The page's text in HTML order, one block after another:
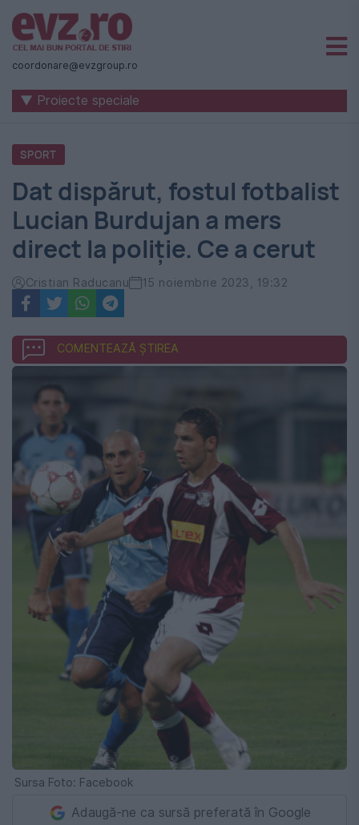
Știri
naționale
internaționale
România
-
Evenimentul
Zilei
coordonare@evzgroup.ro
▼ Proiecte speciale
SPORT
Dat dispărut, fostul fotbalist
Lucian Burdujan a mers
direct la poliție. Ce a cerut
Cristian Raducanu 15 noiembrie 2023, 19:32
COMENTEAZĂ ȘTIREA
Sursa Foto: Facebook
Adaugă-ne ca sursă preferată în Google